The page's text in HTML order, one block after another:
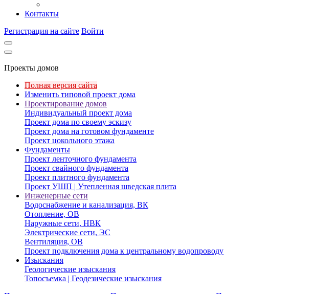
Контакты
Регистрация на сайте Войти
Проекты домов
Полная версия сайта
Изменить типовой проект дома
Проектирование домов
Индивидуальный проект дома
Проект дома по своему эскизу
Проект дома на готовом фундаменте
Проект цокольного этажа
Фундаменты
Проект ленточного фундамента
Проект свайного фундамента
Проект плитного фундамента
Проект УШП | Утепленная шведская плита
Инженерные сети
Водоснабжение и канализация, ВК
Отопление, ОВ
Наружные сети, НВК
Электрические сети, ЭС
Вентиляция, ОВ
Проект подключения дома к центральному водопроводу
Изыскания
Геологические изыскания
Топосъемка | Геодезические изыскания